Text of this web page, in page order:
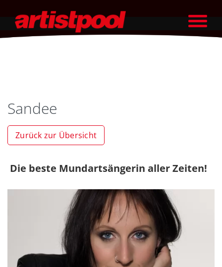
Sandee
Zurück zur Übersicht
Die beste Mundartsängerin aller Zeiten!